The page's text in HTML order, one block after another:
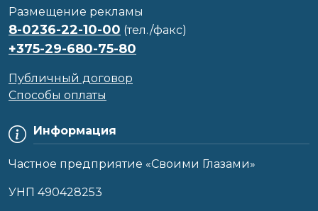
Информация
Частное предприятие «Своими Глазами»
УНП 490428253
Размещение рекламы
8-0236-22-10-00 (тел./факс)
+375-29-680-75-80
Публичный договор
Способы оплаты